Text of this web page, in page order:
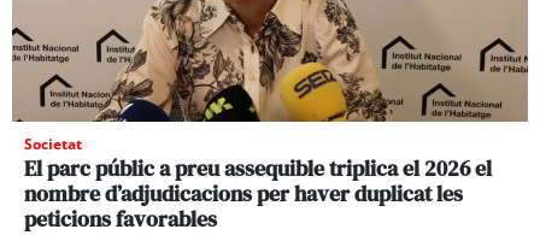
Societat
El parc públic a preu assequible triplica el 2026 el
nombre d’adjudicacions per haver duplicat les
peticions favorables